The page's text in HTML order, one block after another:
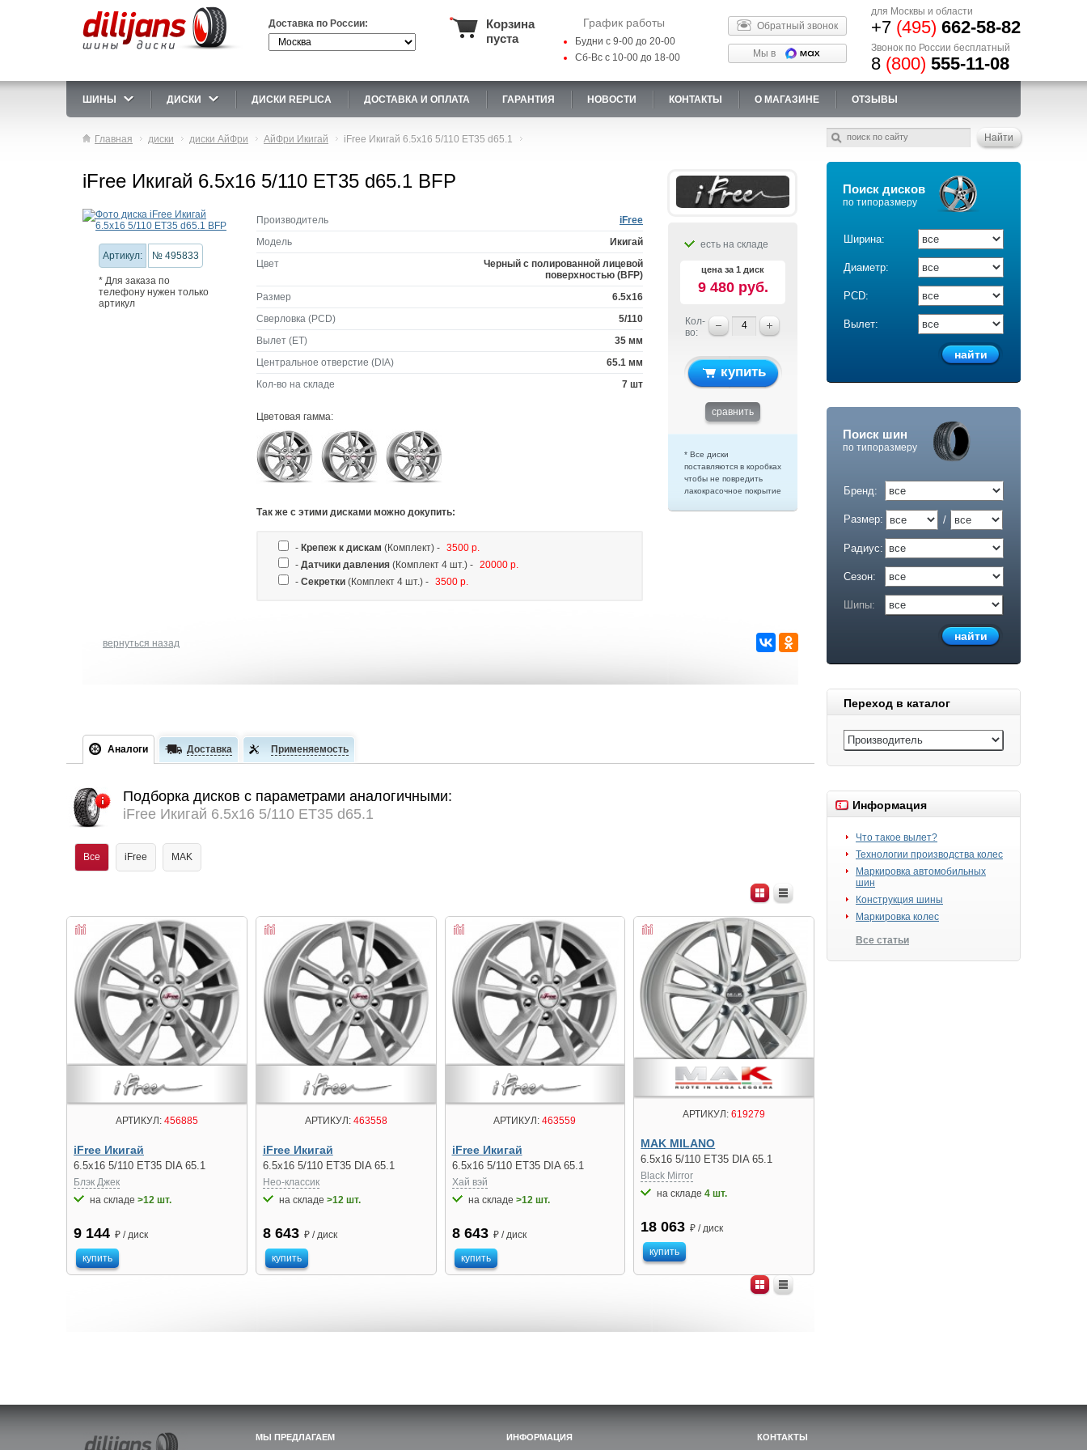
Доставка по России:
Корзина
пуста
График работы
Будни с 9-00 до 20-00
Сб-Вс с 10-00 до 18-00
Обратный звонок
Мы в
для Москвы и области
+7 (495) 662-58-82
Звонок по России бесплатный
8 (800) 555-11-08
ШИНЫ ДИСКИ ДИСКИ REPLICA ДОСТАВКА И ОПЛАТА ГАРАНТИЯ НОВОСТИ КОНТАКТЫ О МАГАЗИНЕ ОТЗЫВЫ
Главная диски диски АйФри АйФри Икигай iFree Икигай 6.5x16 5/110 ET35 d65.1
Поиск дисков
по типоразмеру
Ширина:
Диаметр:
PCD:
Вылет:
Поиск шин
по типоразмеру
Бренд:
Размер: /
Радиус:
Сезон:
Шипы:
Переход в каталог
Информация
Что такое вылет?
Технологии производства колес
Маркировка автомобильных
шин
Конструкция шины
Маркировка колес
Все статьи
iFree Икигай 6.5x16 5/110 ET35 d65.1 BFP
Артикул: № 495833
* Для заказа по
телефону нужен только
артикул
есть на складе
цена за 1 диск
9 480 руб.
Кол-
во:
купить
сравнить
* Все диски
поставляются в коробках
чтобы не повредить
лакокрасочное покрытие
Производитель
iFree
Модель
Икигай
Цвет
Черный с полированной лицевой
поверхностью (BFP)
Размер
6.5x16
Сверловка (PCD)
5/110
Вылет (ET)
35 мм
Центральное отверстие (DIA)
65.1 мм
Кол-во на складе
7 шт
Цветовая гамма:
Так же c этими дисками можно докупить:
- Крепеж к дискам (Комплект) - 3500 р.
- Датчики давления (Комплект 4 шт.) - 20000 р.
- Секретки (Комплект 4 шт.) - 3500 р.
вернуться назад
Аналоги Доставка Применяемость
Подборка дисков с параметрами аналогичными:
iFree Икигай 6.5x16 5/110 ET35 d65.1
Все iFree MAK
АРТИКУЛ:456885
iFree Икигай
6.5x16 5/110 ET35 DIA 65.1
Блэк Джек
на складе >12 шт.
9 144 ₽ / диск
купить
АРТИКУЛ:463558
iFree Икигай
6.5x16 5/110 ET35 DIA 65.1
Нео-классик
на складе >12 шт.
8 643 ₽ / диск
купить
АРТИКУЛ: 463559
iFree Икигай
6.5x16 5/110 ET35 DIA 65.1
Хай вэй
на складе >12 шт.
8 643 ₽ / диск
купить
АРТИКУЛ: 619279
MAK MILANO
6.5x16 5/110 ET35 DIA 65.1
Black Mirror
на складе4 шт.
18 063 ₽ / диск
купить
МЫ ПРЕДЛАГАЕМ ИНФОРМАЦИЯ КОНТАКТЫ